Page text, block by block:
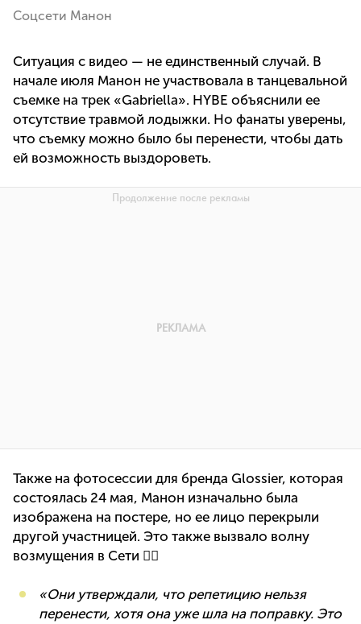
Соцсети Манон
Ситуация с видео — не единственный случай. В
начале июля Манон не участвовала в танцевальной
съемке на трек «Gabriella». HYBE объяснили ее
отсутствие травмой лодыжки. Но фанаты уверены,
что съемку можно было бы перенести, чтобы дать
ей возможность выздороветь.
Также на фотосессии для бренда Glossier, которая
состоялась 24 мая, Манон изначально была
изображена на постере, но ее лицо перекрыли
другой участницей. Это также вызвало волну
возмущения в Сети 👇🏼
«Они утверждали, что репетицию нельзя
перенести, хотя она уже шла на поправку. Это